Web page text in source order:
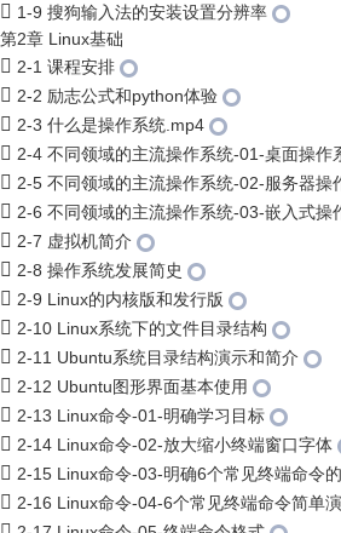
1-9 搜狗输入法的安装设置分辨率
第2章 Linux基础
2-1 课程安排
2-2 励志公式和python体验
2-3 什么是操作系统.mp4
2-4 不同领域的主流操作系统-01-桌面操作
2-5 不同领域的主流操作系统-02-服务器操
2-6 不同领域的主流操作系统-03-嵌入式操
2-7 虚拟机简介
2-8 操作系统发展简史
2-9 Linux的内核版和发行版
2-10 Linux系统下的文件目录结构
2-11 Ubuntu系统目录结构演示和简介
2-12 Ubuntu图形界面基本使用
2-13 Linux命令-01-明确学习目标
2-14 Linux命令-02-放大缩小终端窗口字体
2-15 Linux命令-03-明确6个常见终端命令
2-16 Linux命令-04-6个常见终端命令简单